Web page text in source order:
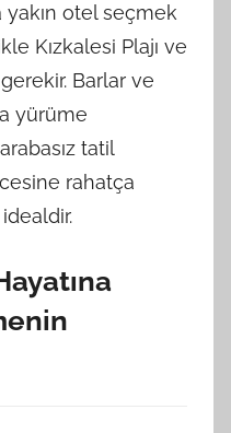
yakın otel seçmek
Kızkalesi Plajı ve
Barlar ve
yürüme
tatil
rahatça